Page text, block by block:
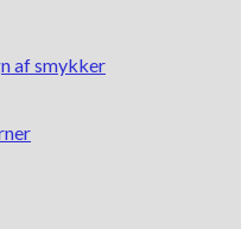
af smykker